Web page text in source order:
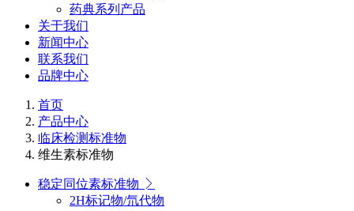
药典系列产品
关于我们
新闻中心
联系我们
品牌中心
首页
产品中心
临床检测标准物
维生素标准物
稳定同位素标准物
2H标记物/氘代物